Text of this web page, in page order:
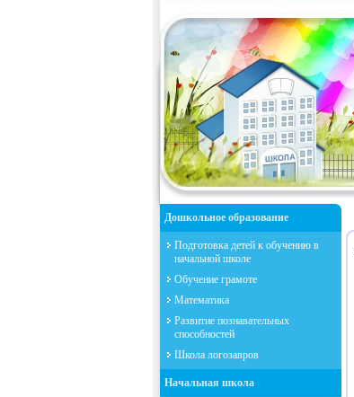
Дошкольное образование
Подготовка детей к обучению в
начальной школе
Обучение грамоте
Математика
Развитие познавательных
способностей
Школа логозавров
Начальная школа